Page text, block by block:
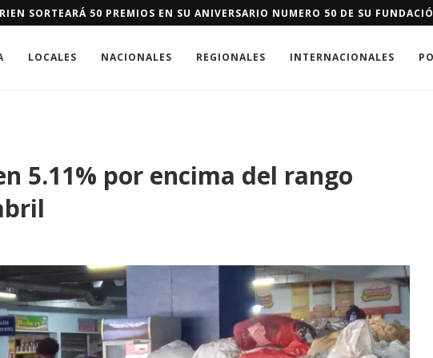
DEL PUEBLO IMPULSA EN DAJABÓN SISTEMA DE ALERTA Y RESPUESTA
LOCALES NACIONALES REGIONALES INTERNACIONALES
5.11% por encima del rango